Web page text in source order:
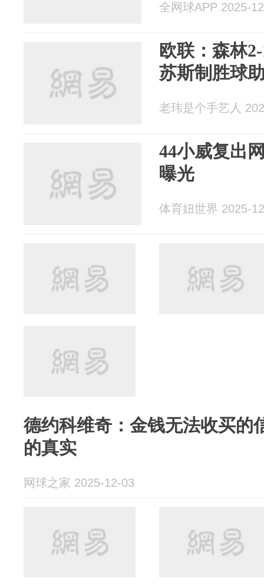
全网球APP 2025-
欧联：森林
苏斯制胜球
老玮是个手艺人
44小威复出
曝光
体育妞世界 2025-
德约科维奇：金钱无法收买的
的真实
网球之家 2025-12-03